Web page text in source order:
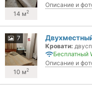
14 м2
Описание и
7
10 м2
Кровати:
Бесплатный
Описание и